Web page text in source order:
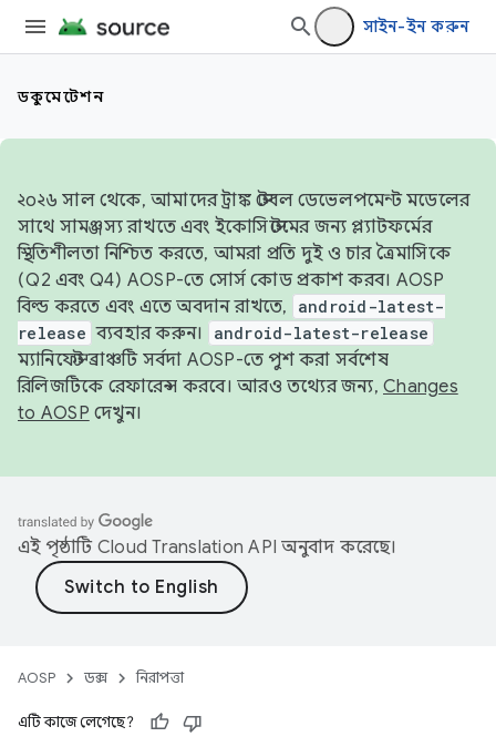
সাইন-ইন করুন
ডকুমেন্টেশন
২০২৬ সাল থেকে, আমাদের ট্রাঙ্ক স্টেবল ডেভেলপমেন্ট মডেলের
সাথে সামঞ্জস্য রাখতে এবং ইকোসিস্টেমের জন্য প্ল্যাটফর্মের
স্থিতিশীলতা নিশ্চিত করতে, আমরা প্রতি দুই ও চার ত্রৈমাসিকে
(Q2 এবং Q4) AOSP-তে সোর্স কোড প্রকাশ করব। AOSP
বিল্ড করতে এবং এতে অবদান রাখতে,
android-latest-
release ব্যবহার করুন। android-latest-release
ম্যানিফেস্ট ব্রাঞ্চটি সর্বদা AOSP-তে পুশ করা সর্বশেষ
রিলিজটিকে রেফারেন্স করবে। আরও তথ্যের জন্য, Changes
to AOSP দেখুন।
এই পৃষ্ঠাটি Cloud Translation API অনুবাদ করেছে।
AOSP ডক্স নিরাপত্তা
এটি কাজে লেগেছে?